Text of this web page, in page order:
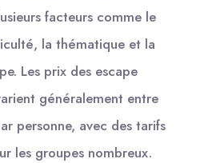
facteurs comme le
la thématique et la
Les prix des escape
généralement entre
personne, avec des tarifs
les groupes nombreux.